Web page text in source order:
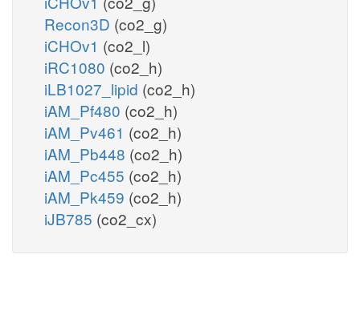
Recon3D (co2_g)
iCHOv1 (co2_l)
iRC1080 (co2_h)
iLB1027_lipid (co2_h)
iAM_Pf480 (co2_h)
iAM_Pv461 (co2_h)
iAM_Pb448 (co2_h)
iAM_Pc455 (co2_h)
iAM_Pk459 (co2_h)
iJB785 (co2_cx)